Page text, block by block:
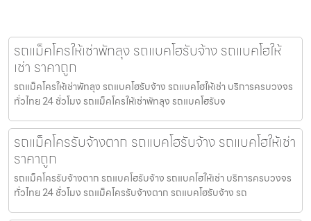
รถแม็คโครให้เช่าพัทลุง รถแบคโฮรับจ้าง รถแบคโฮให้
เช่า ราคาถูก
รถแม็คโครให้เช่าพัทลุง รถแบคโฮรับจ้าง รถแบคโฮให้เช่า บริการครบวงจร
ทั่วไทย 24 ชั่วโมง รถแม็คโครให้เช่าพัทลุง รถแบคโฮรับจ
รถแม็คโครรับจ้างตาก รถแบคโฮรับจ้าง รถแบคโฮให้เช่า
ราคาถูก
รถแม็คโครรับจ้างตาก รถแบคโฮรับจ้าง รถแบคโฮให้เช่า บริการครบวงจร
ทั่วไทย 24 ชั่วโมง รถแม็คโครรับจ้างตาก รถแบคโฮรับจ้าง รถ